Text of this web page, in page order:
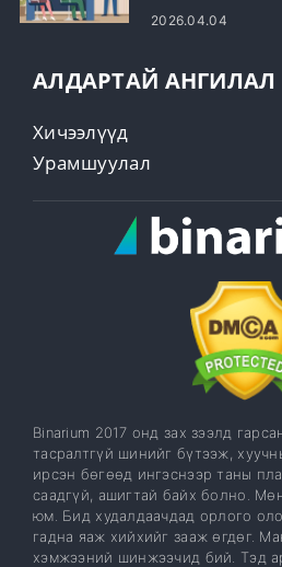
шилдэг
2026.04.04
АЛДАРТАЙ АНГИЛАЛ
Хичээлүүд
Урамшуулал
Binarium 2017 онд зах зээлд
тасралтгүй шинийг бүтээж,
ирсэн бөгөөд ингэснээр таны
саадгүй, ашигтай байх болно.
юм. Бид худалдаачдад орлого
гадна яаж хийхийг зааж өгдөг.
хэмжээний шинжээчид бий. Тэд